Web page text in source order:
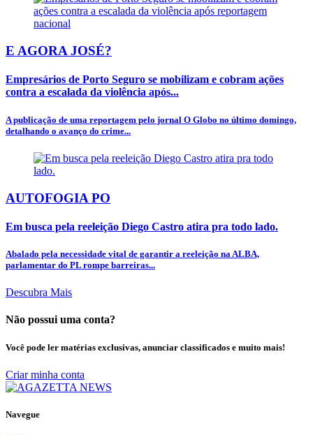
E AGORA JOSÉ?
Empresários de Porto Seguro se mobilizam e cobram ações
contra a escalada da violência após...
A publicação de uma reportagem pelo jornal O Globo no último domingo,
detalhando o avanço do crime...
AUTOFOGIA PO
Em busca pela reeleição Diego Castro atira pra todo lado.
Abalado pela necessidade vital de garantir a reeleição na ALBA,
parlamentar do PL rompe barreiras...
Descubra Mais
Não possui uma conta?
Você pode ler matérias exclusivas, anunciar classificados e muito mais!
Criar minha conta
Navegue